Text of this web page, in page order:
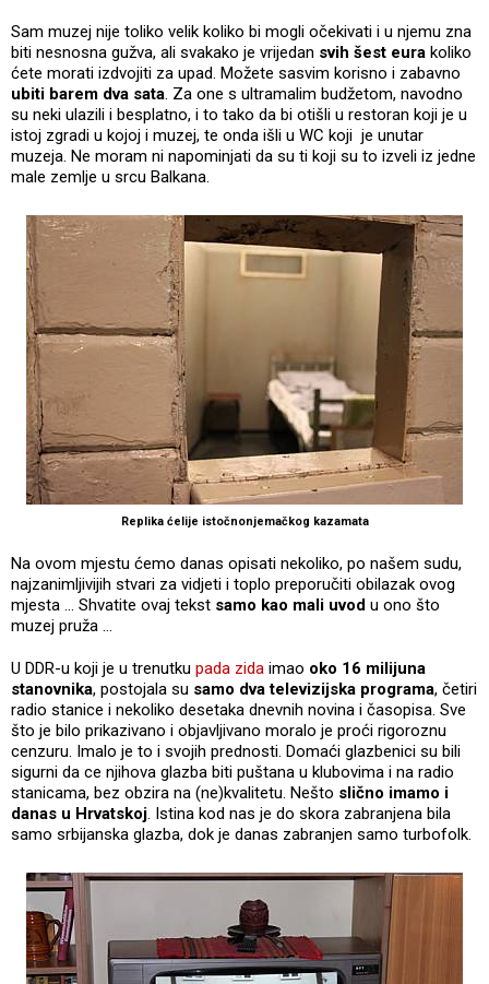
Sam muzej nije toliko velik koliko bi mogli očekivati i u njemu zna
biti nesnosna gužva, ali svakako je vrijedan svih šest eura koliko
ćete morati izdvojiti za upad. Možete sasvim korisno i zabavno
ubiti barem dva sata. Za one s ultramalim budžetom, navodno
su neki ulazili i besplatno, i to tako da bi otišli u restoran koji je u
istoj zgradi u kojoj i muzej, te onda išli u WC koji je unutar
muzeja. Ne moram ni napominjati da su ti koji su to izveli iz jedne
male zemlje u srcu Balkana.
Replika ćelije istočnonjemačkog kazamata
Na ovom mjestu ćemo danas opisati nekoliko, po našem sudu,
najzanimljivijih stvari za vidjeti i toplo preporučiti obilazak ovog
mjesta ... Shvatite ovaj tekst samo kao mali uvod u ono što
muzej pruža ...
U DDR-u koji je u trenutku pada zida imao oko 16 milijuna
stanovnika, postojala su samo dva televizijska programa, četiri
radio stanice i nekoliko desetaka dnevnih novina i časopisa. Sve
što je bilo prikazivano i objavljivano moralo je proći rigoroznu
cenzuru. Imalo je to i svojih prednosti. Domaći glazbenici su bili
sigurni da ce njihova glazba biti puštana u klubovima i na radio
stanicama, bez obzira na (ne)kvalitetu. Nešto slično imamo i
danas u Hrvatskoj. Istina kod nas je do skora zabranjena bila
samo srbijanska glazba, dok je danas zabranjen samo turbofolk.